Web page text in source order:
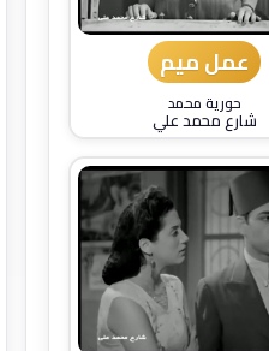
عمل ميم
حورية محمد
شارع محمد علي